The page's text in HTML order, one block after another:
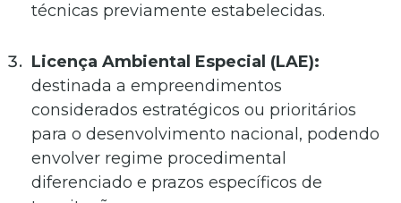
técnicas previamente estabelecidas.
Licença Ambiental Especial (LAE):
destinada a empreendimentos
considerados estratégicos ou prioritários
para o desenvolvimento nacional, podendo
envolver regime procedimental
diferenciado e prazos específicos de